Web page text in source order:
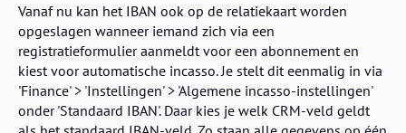
Vanaf nu kan het IBAN ook op de relatiekaart worden
opgeslagen wanneer iemand zich via een
registratieformulier aanmeldt voor een abonnement en
kiest voor automatische incasso. Je stelt dit eenmalig in via
'Finance' > 'Instellingen' > 'Algemene incasso-instellingen'
onder 'Standaard IBAN'. Daar kies je welk CRM-veld geldt